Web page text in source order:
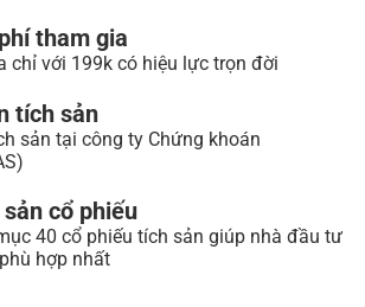
tham gia
chỉ với 199k có hiệu lực trọn đời
tích sản
sản tại công ty Chứng khoán
cổ phiếu
40 cổ phiếu tích sản giúp nhà đầu tư
hợp nhất